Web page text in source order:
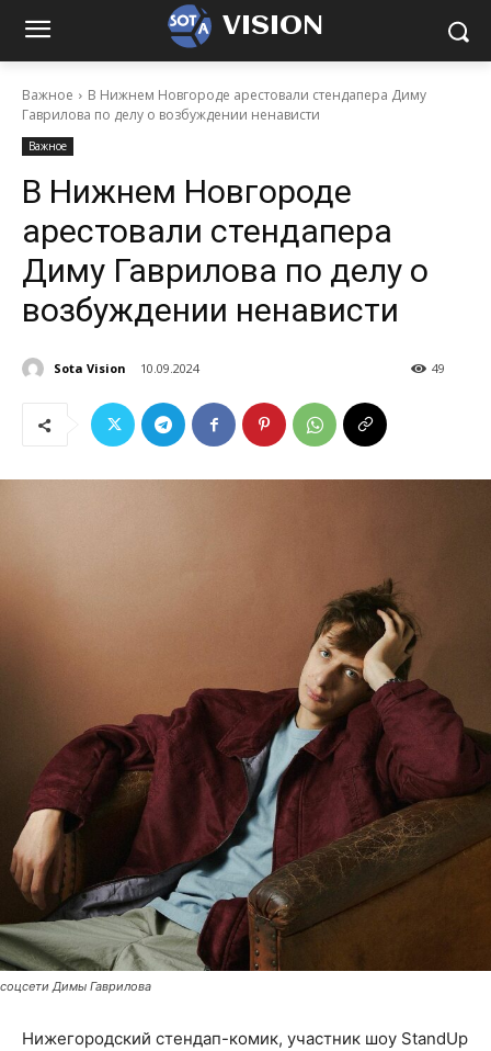
VISION
Важное
В Нижнем Новгороде арестовали стендапера Диму
Гаврилова по делу о возбуждении ненависти
Важное
В Нижнем Новгороде
арестовали стендапера
Диму Гаврилова по делу о
возбуждении ненависти
Sota Vision 10.09.2024 49
соцсети Димы Гаврилова
Нижегородский стендап-комик, участник шоу StandUp